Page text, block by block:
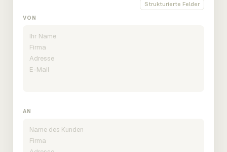
Strukturierte Felder
VON
AN